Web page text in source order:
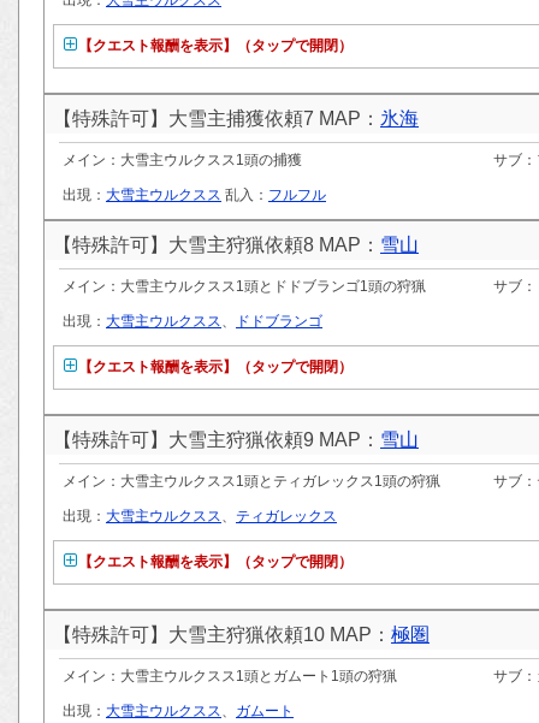
【クエスト報酬を表示】（タップで開閉）
【特殊許可】大雪主捕獲依頼7 MAP： 氷海
メイン：大雪主ウルクスス1頭の捕獲 サブ
出現： 大雪主ウルクスス 乱入： フルフル
【特殊許可】大雪主狩猟依頼8 MAP： 雪山
メイン：大雪主ウルクスス1頭とドドブランゴ1頭の狩猟 サブ
出現： 大雪主ウルクスス、 ドドブランゴ
【クエスト報酬を表示】（タップで開閉）
【特殊許可】大雪主狩猟依頼9 MAP： 雪山
メイン：大雪主ウルクスス1頭とティガレックス1頭の狩猟 サブ
出現： 大雪主ウルクスス、 ティガレックス
【クエスト報酬を表示】（タップで開閉）
【特殊許可】大雪主狩猟依頼10 MAP： 極圏
メイン：大雪主ウルクスス1頭とガムート1頭の狩猟 サブ
出現： 大雪主ウルクスス、 ガムート